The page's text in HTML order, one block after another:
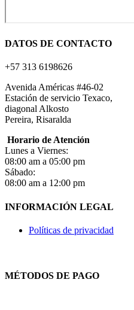
DATOS DE CONTACTO
+57 313 6198626
Avenida Américas #46-02
Estación de servicio Texaco,
diagonal Alkosto
Pereira, Risaralda
Horario de Atención
Lunes a Viernes:
08:00 am a 05:00 pm
Sábado:
08:00 am a 12:00 pm
INFORMACIÓN LEGAL
Políticas de privacidad
MÉTODOS DE PAGO